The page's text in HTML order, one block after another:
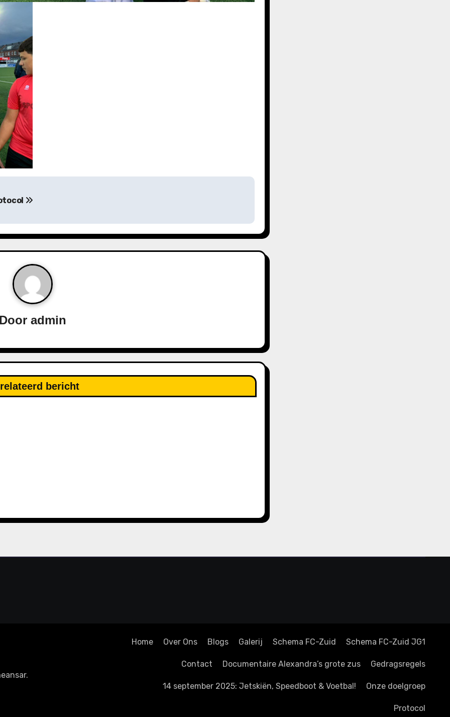
Dooradmin
bericht
.
Home Over Ons Blogs Galerij Schema FC-Zuid Schema FC-Zuid JG1
Contact Documentaire Alexandra’s grote zus Gedragsregels
14 september 2025: Jetskiën, Speedboot & Voetbal! Onze doelgroep
Protocol